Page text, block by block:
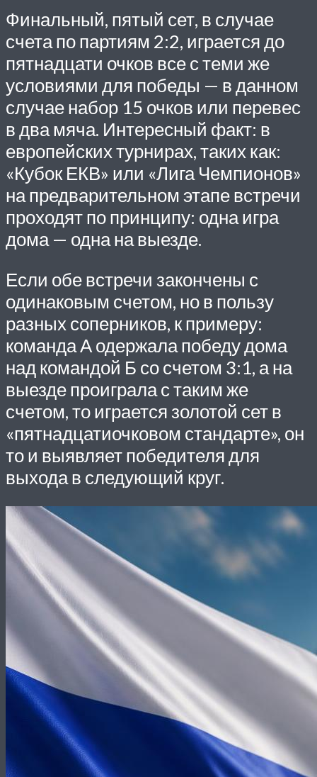
Финальный, пятый сет, в случае
счета по партиям 2:2, играется до
пятнадцати очков все с теми же
условиями для победы — в данном
случае набор 15 очков или перевес
в два мяча. Интересный факт: в
европейских турнирах, таких как:
«Кубок ЕКВ» или «Лига Чемпионов»
на предварительном этапе встречи
проходят по принципу: одна игра
дома — одна на выезде.
Если обе встречи закончены с
одинаковым счетом, но в пользу
разных соперников, к примеру:
команда А одержала победу дома
над командой Б со счетом 3:1, а на
выезде проиграла с таким же
счетом, то играется золотой сет в
«пятнадцатиочковом стандарте», он
то и выявляет победителя для
выхода в следующий круг.